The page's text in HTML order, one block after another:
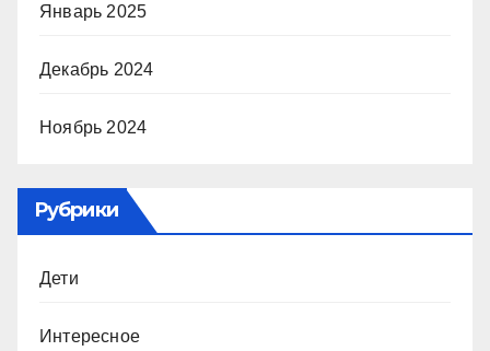
Январь 2025
Декабрь 2024
Ноябрь 2024
Рубрики
Дети
Интересное